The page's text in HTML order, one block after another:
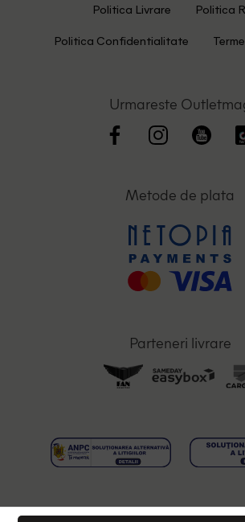
Politica Livrare Politica
Politica Confidentialitate
Urmareste
Metode de plata
Parteneri livrare